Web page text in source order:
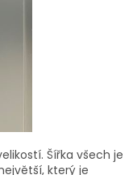
Šířka všech je
který je